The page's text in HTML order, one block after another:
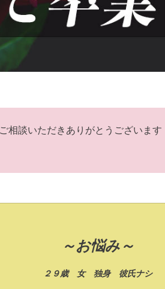
相談いただきありがとうございま
～お悩み～
２９歳 女 独身 彼氏ナシ